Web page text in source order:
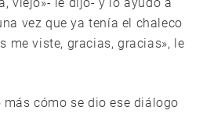
vez que ya tenía el chaleco
me viste, gracias, gracias», le
cómo se dio ese diálogo